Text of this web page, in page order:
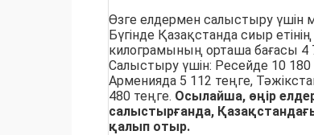
Өзге елдермен салыстыру үшін
Бүгінде Қазақстанда сиыр
килограмының орташа бағасы 4
Салыстыру үшін: Ресейде 10 180
Арменияда 5 112 теңге,
480 теңге. Осылайша, өңір
салыстырғанда,
қалып отыр.